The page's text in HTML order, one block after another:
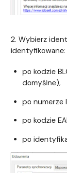
2. Wybierz
identyfikowane:
po kodzie
domyślne),
po numerze
po kodzie
po